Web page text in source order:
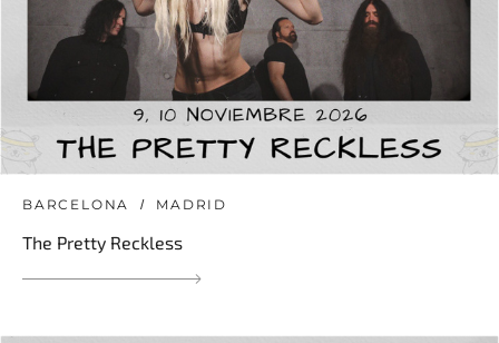
BARCELONA MADRID
The Pretty Reckless